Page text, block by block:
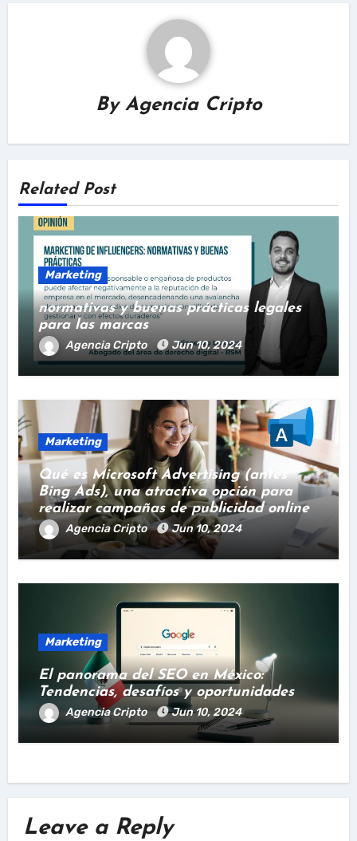
By Agencia Cripto
Related Post
Marketing
normativas y buenas prácticas legales
para las marcas
Agencia Cripto Jun 10, 2024
Marketing
Qué es Microsoft Advertising (antes
Bing Ads), una atractiva opción para
realizar campañas de publicidad online
Agencia Cripto Jun 10, 2024
Marketing
El panorama del SEO en México:
Tendencias, desafíos y oportunidades
Agencia Cripto Jun 10, 2024
Leave a Reply